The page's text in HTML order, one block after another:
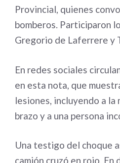
Provincial, quienes
bomberos. Participaron
Gregorio de Laferrere y
En redes sociales
en esta nota, que
lesiones, incluyendo a la
brazo y a una persona
Una testigo del choque
camión cruzó en rojo.